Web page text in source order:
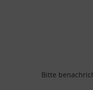
Bitte